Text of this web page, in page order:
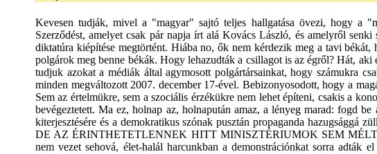
Kevesen tudják, mivel a "magyar" sajtó teljes hallgatása övezi, hogy a
Szerződést, amelyet csak pár napja írt alá Kovács László, és amelyről
diktatúra kiépítése megtörtént. Hiába no, ők nem kérdezik meg a tavi
polgárok meg benne békák. Hogy lehazudták a csillagot is az égről? Hát,
tudjuk azokat a médiák által agymosott polgártársainkat, hogy
minden megváltozott 2007. december 17-ével. Bebizonyosodott, hogy a
Sem az értelmükre, sem a szociális érzékükre nem lehet építeni, csakis a
bevégeztetett. Ma ez, holnap az, holnapután amaz, a lényeg marad: fogd
kiterjesztésére és a demokratikus szónak pusztán propaganda
DE AZ ÉRINTHETETLENNEK HITT MINISZTÉRIUMOK SEM
nem vezet sehová, élet-halál harcunkban a demonstrációnkat sorra adták